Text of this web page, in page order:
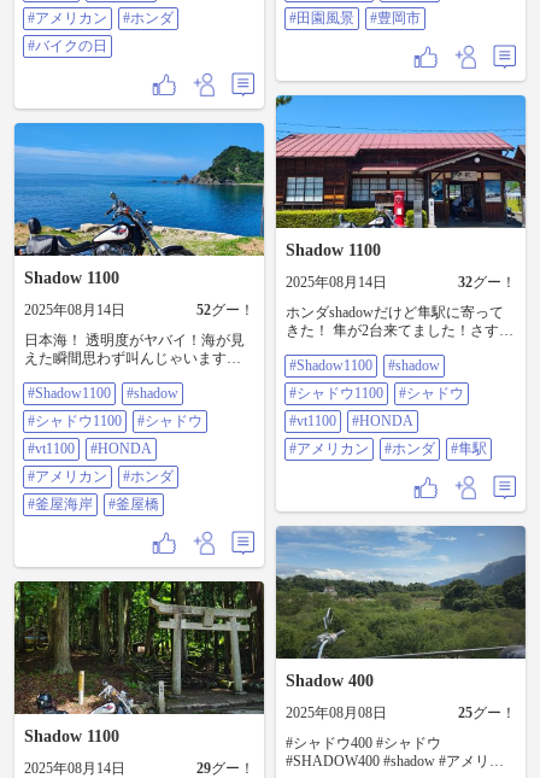
#アメリカン
#ホンダ
#バイクの日
#田園風景
#豊岡市
Shadow 1100
2025年08月14日 52グー！
日本海！ 透明度がヤバイ！海が見
えた瞬間思わず叫んじゃいます
トルくらいの謎の魚が泳いでまし
た！😳 #shadow1100 #shadow #シャ
ドウ1100 #シャドウ #VT1100
#HONDA #アメリカン #ホンダ #釜
屋海岸 #釜屋橋
#Shadow1100
#shadow
#シャドウ1100
#シャドウ
#vt1100
#HONDA
#アメリカン
#ホンダ
#釜屋海岸
#釜屋橋
Shadow 1100
2025年08月14日 32グー！
ホンダshadowだけど隼駅に寄って
きた！ 隼が2台来てました！さすが
シャドウ1100 #シャドウ #VT1100
#HONDA #アメリカン #ホンダ #隼
駅
#Shadow1100
#shadow
#シャドウ1100
#シャドウ
#vt1100
#HONDA
#アメリカン
#ホンダ #隼駅
Shadow 1100
2025年08月14日 29グー！
Shadow 400
2025年08月08日 25グー！
#シャドウ400 #シャドウ
#SHADOW400 #shadow #アメリカ